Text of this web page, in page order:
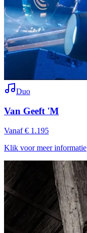
Duo
Van Geeft 'M
Vanaf € 1.195
Klik voor meer informatie